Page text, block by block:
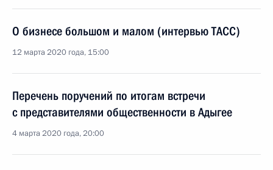
О бизнесе большом и малом (интервью ТАСС)
12 марта 2020 года, 15:00
Перечень поручений по итогам встречи
с представителями общественности в Адыгее
4 марта 2020 года, 20:00